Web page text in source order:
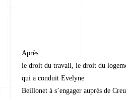
Après
le droit du travail, le droit du
qui a conduit Evelyne
Beillonet à s’engager auprès de